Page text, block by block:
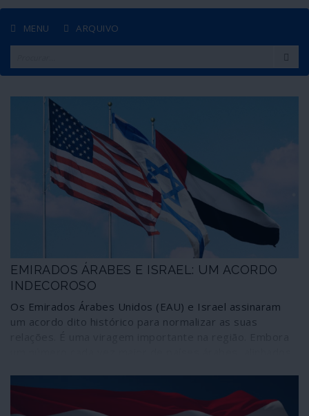
MENU ARQUIVO
EMIRADOS ÁRABES E ISRAEL: UM ACORDO
INDECOROSO
Os Emirados Árabes Unidos (EAU) e Israel assinaram
um acordo dito histórico para normalizar as suas
comprometidos com o acordo de Beirute de 2002,
avalisado pela Liga Árabe. Este acordo promete a paz